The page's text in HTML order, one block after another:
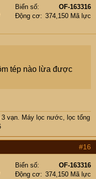
Biển số
OF-163316
Động cơ
374,150 Mã lực
tép nào lừa được
vạn . Máy lọc nước, lọc tổng
#16
Biển số
OF-163316
Động cơ
374,150 Mã lực